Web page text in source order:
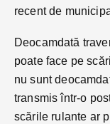
recent de
Deocamdată
poate face pe
nu sunt
transmis într-o
scările rulante ar